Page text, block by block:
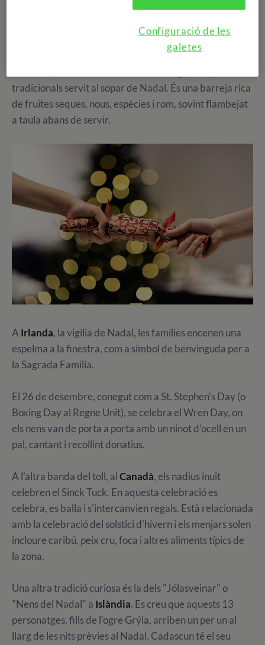
perquè "explotin", la persona que es quedi amb la part
del tub més gran es queda el que hi ha dins.
A nivell gastronòmic, a part del tradicional gall dindi
tradicionals servit al sopar de Nadal. És una barreja rica
de fruites seques, nous, espècies i rom, sovint flambejat
a taula abans de servir.
AIrlanda, la vigília de Nadal, les famílies encenen una
espelma a la finestra, com a símbol de benvinguda per a
la Sagrada Família.
El 26 de desembre, conegut com a St. Stephen's Day (o
Boxing Day al Regne Unit), se celebra el Wren Day, on
els nens van de porta a porta amb un ninot d'ocell en un
pal, cantant i recollint donatius.
A l'altra banda del toll, alCanadà, els nadius inuit
celebren el Sinck Tuck. En aquesta celebració es
celebra, es balla i s'intercanvien regals. Està relacionada
amb la celebració del solstici d'hivern i els menjars solen
incloure caribú, peix cru, foca i altres aliments típics de
la zona.
Una altra tradició curiosa és la dels "Jólasveinar" o
"Nens ​​del Nadal" a Islàndia. Es creu que aquests 13
personatges, fills de l'ogre Grýla, arriben un per un al
llarg de les nits prèvies al Nadal. Cadascun té el seu
Configuració de les
galetes